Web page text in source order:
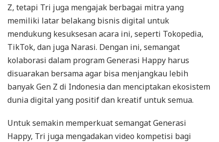
Z, tetapi Tri juga mengajak berbagai mitra yang
memiliki latar belakang bisnis digital untuk
mendukung kesuksesan acara ini, seperti Tokopedia,
TikTok, dan juga Narasi. Dengan ini, semangat
kolaborasi dalam program Generasi Happy harus
disuarakan bersama agar bisa menjangkau lebih
banyak Gen Z di Indonesia dan menciptakan ekosistem
dunia digital yang positif dan kreatif untuk semua.
Untuk semakin memperkuat semangat Generasi
Happy, Tri juga mengadakan video kompetisi bagi